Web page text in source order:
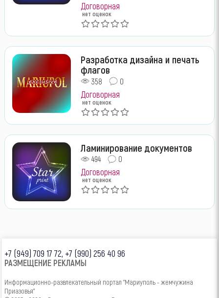
Договорная
нет оценок
Разработка дизайна и печать
флагов
358 0
Договорная
нет оценок
Ламинирование документов
494 0
Договорная
нет оценок
+7 (949) 709 17 72, +7 (990) 256 40 96
РАЗМЕЩЕНИЕ РЕКЛАМЫ
Информационно-развлекательный портал "Мариуполь - жемчужина
Приазовья"